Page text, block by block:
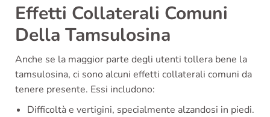
Effetti Collaterali Comuni
Della Tamsulosina
Anche se la maggior parte degli utenti tollera bene la
tamsulosina, ci sono alcuni effetti collaterali comuni da
tenere presente. Essi includono:
Difficoltà e vertigini, specialmente alzandosi in piedi.